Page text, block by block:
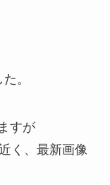
。
すが
く、最新画像